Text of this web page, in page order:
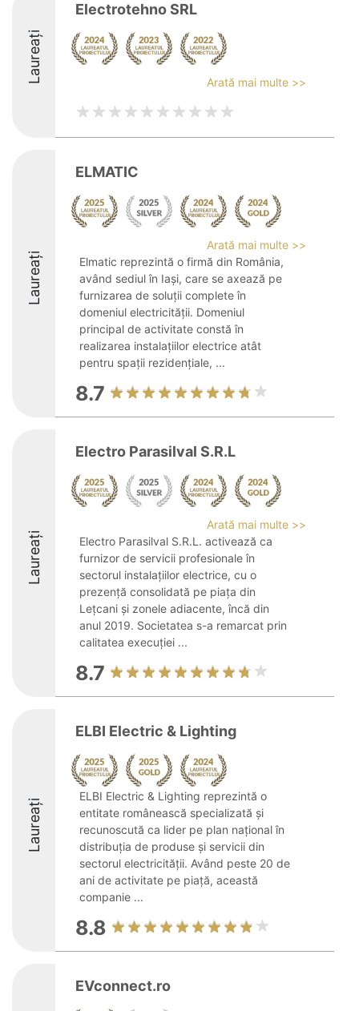
Laureați
Electrotehno SRL
Arată mai multe >>
Laureați
ELMATIC
Arată mai multe >>
Elmatic reprezintă o firmă din România,
având sediul în Iași, care se axează pe
furnizarea de soluții complete în
domeniul electricității. Domeniul
principal de activitate constă în
realizarea instalațiilor electrice atât
pentru spații rezidențiale, ...
8.7
Laureați
Electro Parasilval S.R.L
Arată mai multe >>
Electro Parasilval S.R.L. activează ca
furnizor de servicii profesionale în
sectorul instalațiilor electrice, cu o
prezență consolidată pe piața din
Lețcani și zonele adiacente, încă din
anul 2019. Societatea s-a remarcat prin
calitatea execuției ...
8.7
Laureați
ELBI Electric & Lighting
ELBI Electric & Lighting reprezintă o
entitate românească specializată și
recunoscută ca lider pe plan național în
distribuția de produse și servicii din
sectorul electricității. Având peste 20 de
ani de activitate pe piață, această
companie ...
8.8
EVconnect.ro